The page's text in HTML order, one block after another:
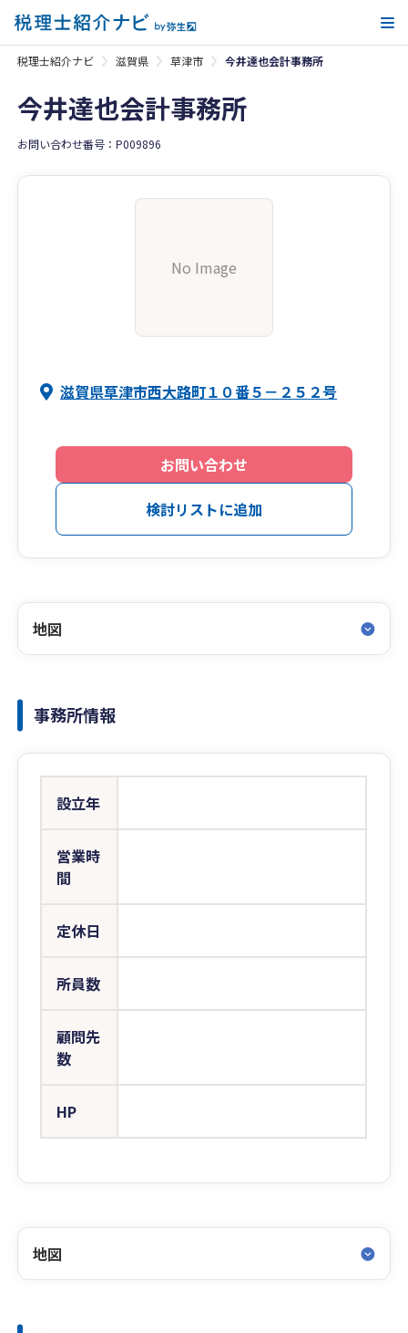
税理士紹介ナビ 滋賀県 草津市 今井達也会計事務所
今井達也会計事務所
お問い合わせ番号：P009896
No Image
滋賀県草津市西大路町１０番５－２５２号
お問い合わせ
検討リストに追加
地図
事務所情報
設立年
営業時
間
定休日
所員数
顧問先
数
HP
地図